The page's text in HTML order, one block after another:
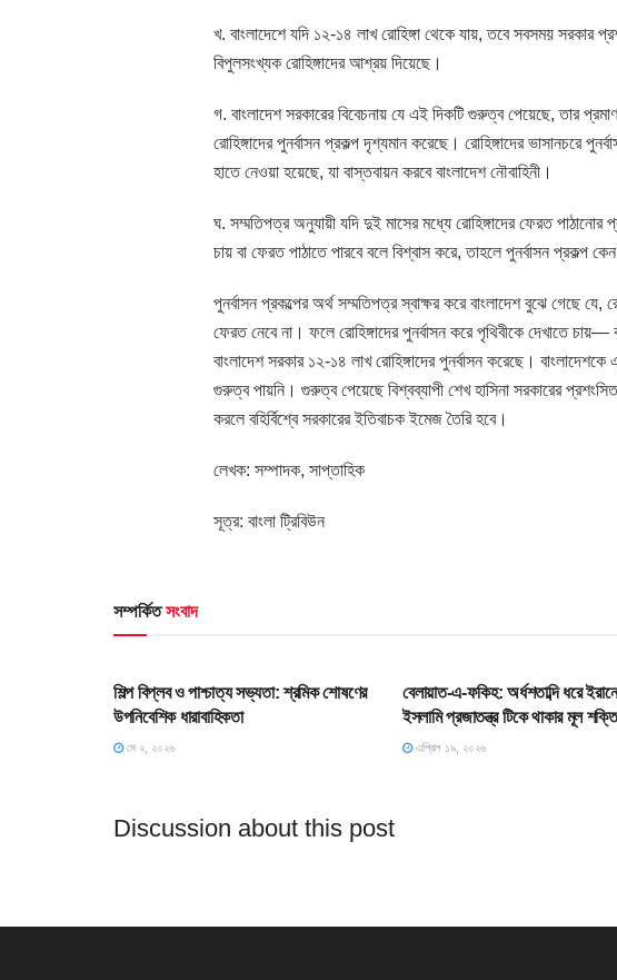
খ. বাংলাদেশে যদি ১২-১৪ লাখ রোহিঙ্গা থেকে যায়, তবে সবসময় সরকার
বিপুলসংখ্যক রোহিঙ্গাদের আশ্রয় দিয়েছে।
গ. বাংলাদেশ সরকারের বিবেচনায় যে এই দিকটি গুরুত্ব পেয়েছে, তার
রোহিঙ্গাদের পুনর্বাসন প্রকল্প দৃশ্যমান করেছে। রোহিঙ্গাদের ভাসানচরে
হাতে নেওয়া হয়েছে, যা বাস্তবায়ন করবে বাংলাদেশ নৌবাহিনী।
ঘ. সম্মতিপত্র অনুযায়ী যদি দুই মাসের মধ্যে রোহিঙ্গাদের ফেরত পাঠানোর
চায় বা ফেরত পাঠাতে পারবে বলে বিশ্বাস করে, তাহলে পুনর্বাসন প্রকল্প
পুনর্বাসন প্রকল্পের অর্থ সম্মতিপত্র স্বাক্ষর করে বাংলাদেশ বুঝে গেছে যে,
ফেরত নেবে না। ফলে রোহিঙ্গাদের পুনর্বাসন করে পৃথিবীকে দেখাতে
বাংলাদেশ সরকার ১২-১৪ লাখ রোহিঙ্গাদের পুনর্বাসন করেছে।
গুরুত্ব পায়নি। গুরুত্ব পেয়েছে বিশ্বব্যাপী শেখ হাসিনা সরকারের
করলে বহির্বিশ্বে সরকারের ইতিবাচক ইমেজ তৈরি হবে।
লেখক: সম্পাদক, সাপ্তাহিক
সূত্র: বাংলা ট্রিবিউন
সম্পর্কিতসংবাদ
শিল্প বিপ্লব ও পাশ্চাত্য সভ্যতা: শ্রমিক শোষণের
উপনিবেশিক ধারাবাহিকতা
মে ২, ২০২৬
বেলায়াত-এ-ফকিহ: অর্ধশতাব্দি ধরে
ইসলামি প্রজাতন্ত্র টিকে থাকার মূল শক্তি
এপ্রিল ১৯, ২০২৬
Discussion about this post